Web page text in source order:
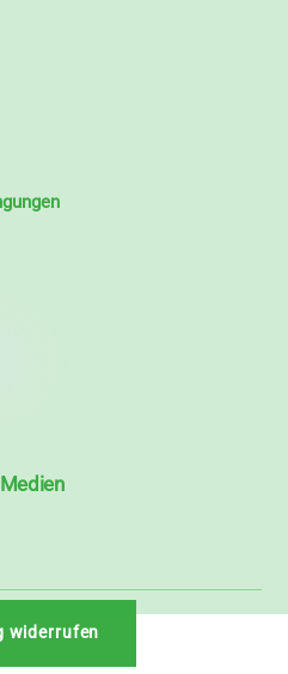
widerrufen